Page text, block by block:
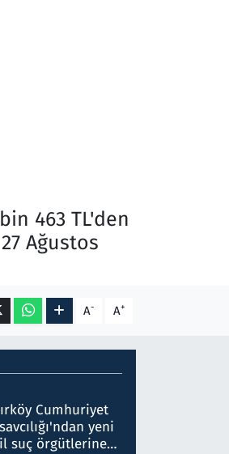
463 TL'den
Ağustos
A- A+
Cumhuriyet
yeni
suç örgütlerine